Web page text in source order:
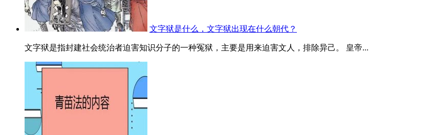
文字狱是什么，文字狱出现在什么朝代？
文字狱是指封建社会统治者迫害知识分子的一种冤狱，主要是用来迫害文人，排除异己。 皇帝...